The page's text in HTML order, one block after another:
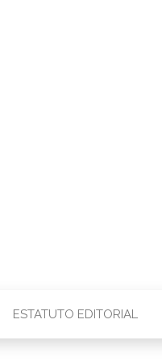
ESTATUTO EDITORIAL